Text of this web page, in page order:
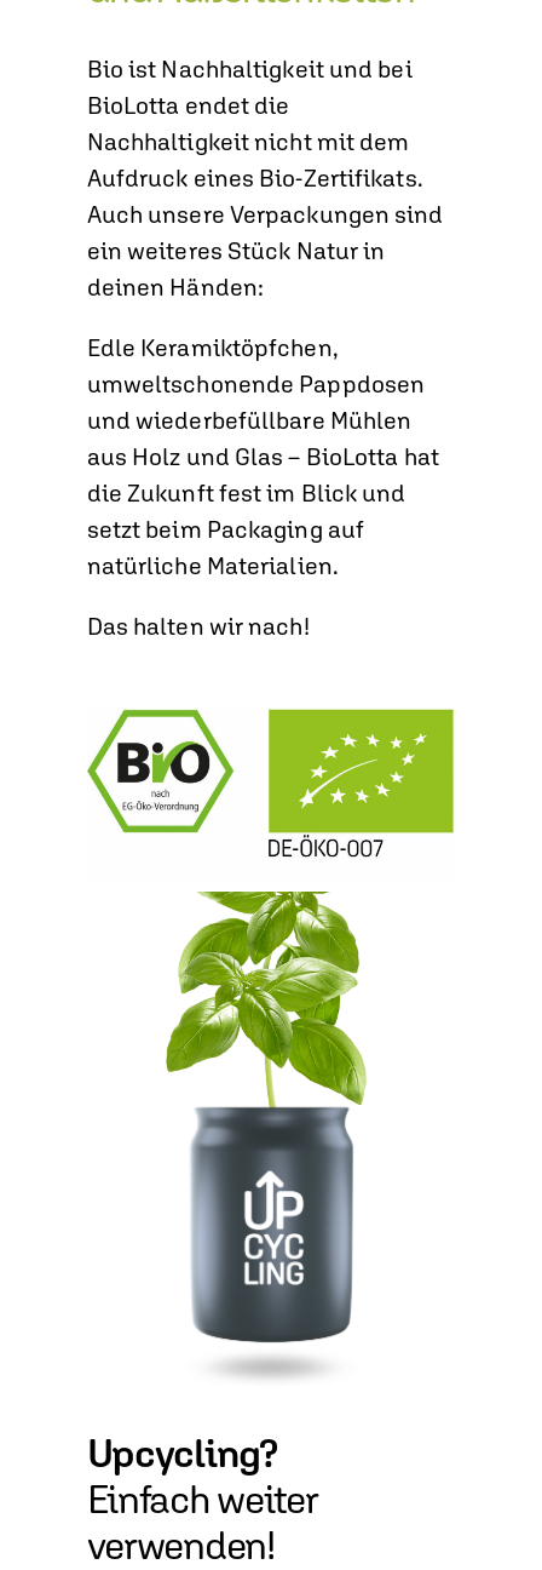
Bio ist Nachhaltigkeit und bei
BioLotta endet die
Nachhaltigkeit nicht mit dem
Aufdruck eines Bio-Zertifikats.
Auch unsere Verpackungen sind
ein weiteres Stück Natur in
deinen Händen:
Edle Keramiktöpfchen,
umweltschonende Pappdosen
und wiederbefüllbare Mühlen
aus Holz und Glas – BioLotta hat
die Zukunft fest im Blick und
setzt beim Packaging auf
natürliche Materialien.
Das halten wir nach!
Upcycling?
Einfach weiter
verwenden!